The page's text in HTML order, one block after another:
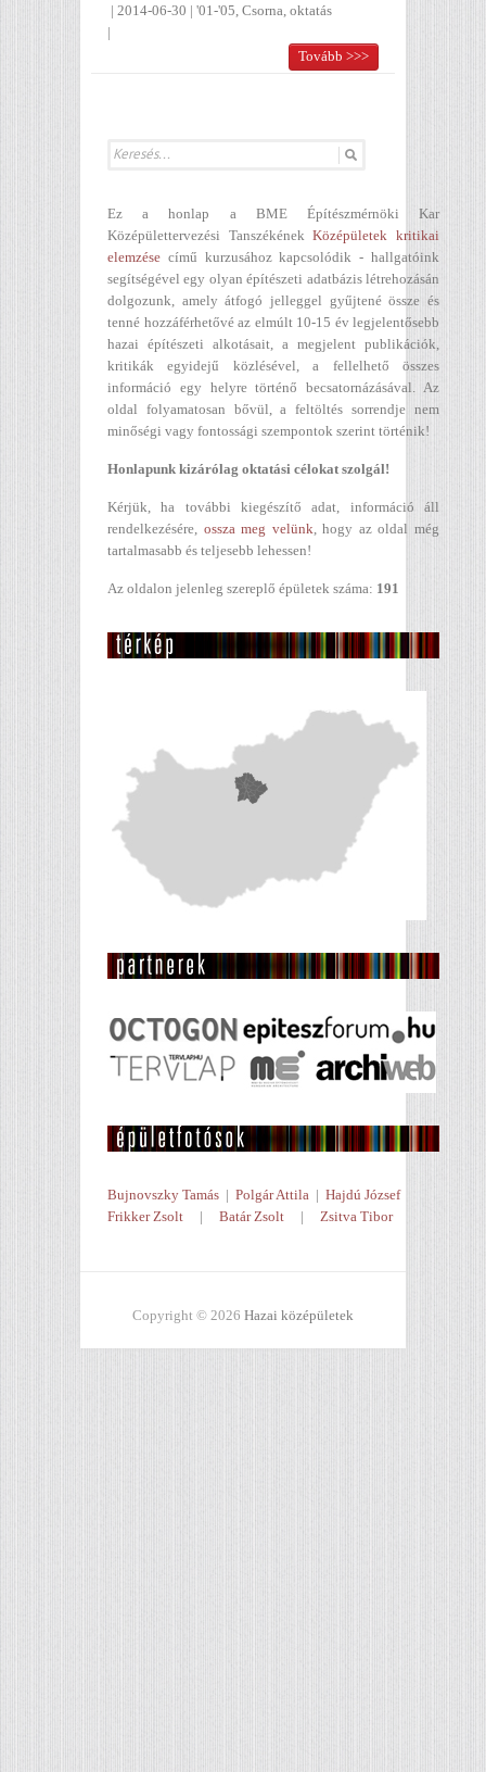
| 2014-06-30 | '01-'05, Csorna, oktatás
|
Tovább >>>
Ez a honlap a BME Építészmérnöki Kar
Középülettervezési TanszékénekKözépületek kritikai
elemzése című kurzusához kapcsolódik - hallgatóink
segítségével egy olyan építészeti adatbázis létrehozásán
dolgozunk, amely átfogó jelleggel gyűjtené össze és
tenné hozzáférhetővé az elmúlt 10-15 év legjelentősebb
hazai építészeti alkotásait, a megjelent publikációk,
kritikák egyidejű közlésével, a fellelhető összes
információ egy helyre történő becsatornázásával. Az
oldal folyamatosan bővül, a feltöltés sorrendje nem
minőségi vagy fontossági szempontok szerint történik!
Honlapunk kizárólag oktatási célokat szolgál!
Kérjük, ha további kiegészítő adat, információ áll
rendelkezésére, ossza meg velünk, hogy az oldal még
tartalmasabb és teljesebb lehessen!
Az oldalon jelenleg szereplő épületek száma: 191
Bujnovszky Tamás | Polgár Attila | Hajdú József
Frikker Zsolt | Batár Zsolt | Zsitva Tibor
Copyright © 2026 Hazai középületek